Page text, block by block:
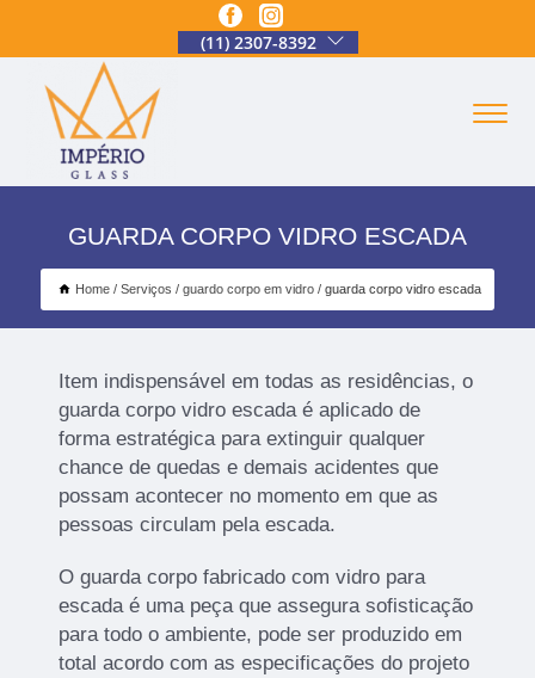
(11) 2307-8392
GUARDA CORPO VIDRO ESCADA
Home Serviços guardo corpo em vidro guarda corpo vidro escada
Item indispensável em todas as residências, o
guarda corpo vidro escada é aplicado de
forma estratégica para extinguir qualquer
chance de quedas e demais acidentes que
possam acontecer no momento em que as
pessoas circulam pela escada.
O guarda corpo fabricado com vidro para
escada é uma peça que assegura sofisticação
para todo o ambiente, pode ser produzido em
total acordo com as especificações do projeto